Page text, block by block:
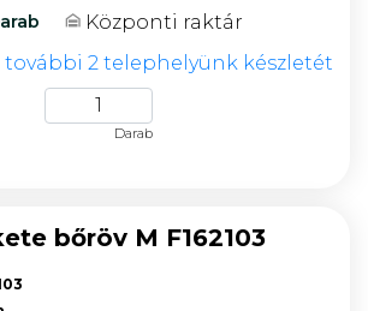
Központi raktár
további 2 telephelyünk készletét
Darab
bőröv M F162103